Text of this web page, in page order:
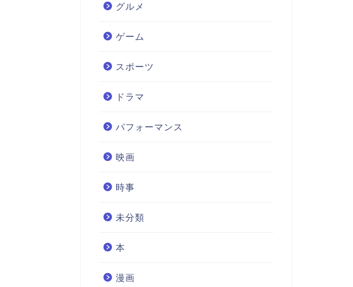
グルメ
ゲーム
スポーツ
ドラマ
パフォーマンス
映画
時事
未分類
本
漫画